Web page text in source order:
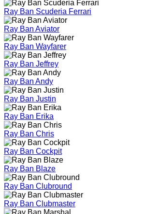
Ray Ban Scuderia Ferrari
Ray Ban Aviator
Ray Ban Wayfarer
Ray Ban Jeffrey
Ray Ban Andy
Ray Ban Justin
Ray Ban Erika
Ray Ban Chris
Ray Ban Cockpit
Ray Ban Blaze
Ray Ban Clubround
Ray Ban Clubmaster